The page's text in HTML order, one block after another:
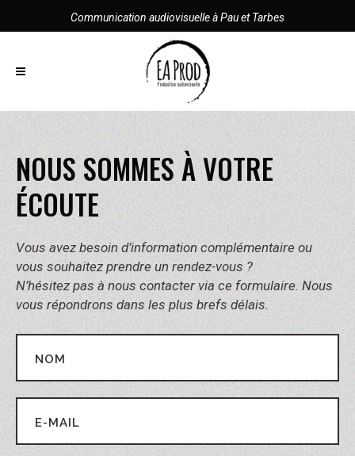
Communication audiovisuelle à Pau et Tarbes
NOUS SOMMES À VOTRE
ÉCOUTE
Vous avez besoin d’information complémentaire ou
vous souhaitez prendre un rendez-vous ?
N’hésitez pas à nous contacter via ce formulaire. Nous
vous répondrons dans les plus brefs délais.